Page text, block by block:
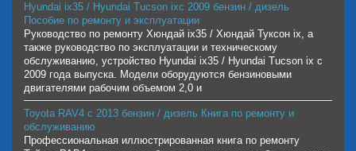
Hyundai ix35 / Hyundai Tucson ixс 2009 бензин / дизель
Пособие по ремонту и эксплуатации
Руководство по ремонту Хюндай ix35 / Хюндай Туксон ix, а
также руководство по эксплуатации и техническому
обслуживанию, устройство Hyundai ix35 / Hyundai Tucson ix с
2009 года выпуска. Модели оборудуются бензиновыми
двигателями рабочим объемом 2,0 и
Toyota RAV4 с 2013 бензин / дизель Книга по ремонту и
обслуживанию
Профессиональная иллюстрированная книга по ремонту